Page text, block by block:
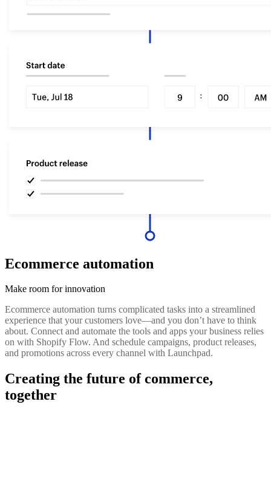
Ecommerce automation
Make room for innovation
Ecommerce automation turns complicated tasks into a streamlined
experience that your customers love—and you don’t have to think
about. Connect and automate the tools and apps your business relies
on with Shopify Flow. And schedule campaigns, product releases,
and promotions across every channel with Launchpad.
Creating the future of commerce,
together